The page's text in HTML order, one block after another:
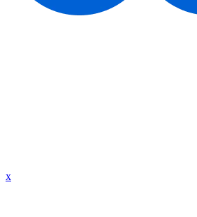
x